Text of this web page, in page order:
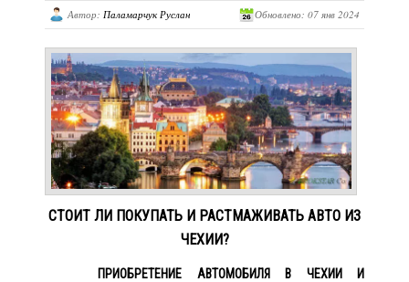
Автор: Паламарчук Руслан Обновлено: 07 янв 2024
СТОИТ ЛИ ПОКУПАТЬ И РАСТМАЖИВАТЬ АВТО ИЗ
ЧЕХИИ?
ПРИОБРЕТЕНИЕ АВТОМОБИЛЯ В ЧЕХИИ И